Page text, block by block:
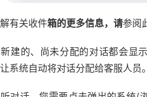
有关收件箱的更多信息，请参阅
建的、尚未分配的对话都会显
系统自动将对话分配给客服人员